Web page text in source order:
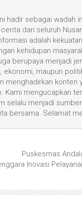
hadir sebagai wadah
dari seluruh
adalah
kehidupan
berupaya menjadi
maupun
konten
Kami mengucapkan
selalu menjadi
bersama. Selamat
Puskesmas
Inovasi